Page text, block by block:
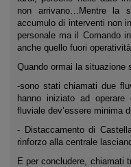
non arrivano…Mentre la
accumulo di interventi non
personale ma il Comando
anche quello fuori
Quando ormai la situazione
-sono stati chiamati due
hanno iniziato ad
fluviale dev’essere minima
- Distaccamento di
rinforzo alla centrale
E per concludere, chiamati